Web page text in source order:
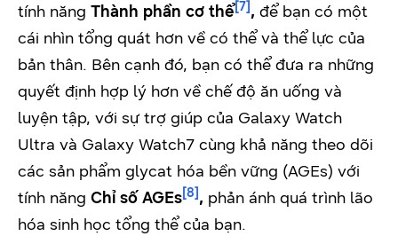
tính năng Thành phần cơ thể[7], để bạn có một
cái nhìn tổng quát hơn về có thể và thể lực của
bản thân. Bên cạnh đó, bạn có thể đưa ra những
quyết định hợp lý hơn về chế độ ăn uống và
luyện tập, với sự trợ giúp của Galaxy Watch
Ultra và Galaxy Watch7 cùng khả năng theo dõi
các sản phẩm glycat hóa bền vững (AGEs) với
tính năng Chỉ số AGEs[8], phản ánh quá trình lão
hóa sinh học tổng thể của bạn.